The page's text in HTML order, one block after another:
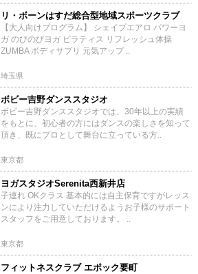
リ・ボーンはすだ総合型地域スポーツクラブ
【大人向けプログラム】 シェイプエアロ パワーヨ
ガ のびのびヨガ ピラティス リフレッシュ体操
ZUMBA ボディサプリ 元気アップ ..
埼玉県
ボビー吉野ダンススタジオ
ボビー吉野ダンススタジオでは、30年以上の実績
をもとに、初心者の方にはダンスの楽しさを知って
頂き、既にプロとして舞台に立っている方..
東京都
ヨガスタジオSerenita西新井店
子連れ OKクラス 基本的には自主保育ですがレッス
ンにより注力していただけるようお子様のサポート
スタッフをご用意しております。 ..
東京都
フィットネスクラブ エポック要町